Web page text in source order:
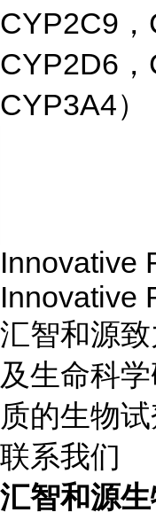
CYP2C9，
CYP2D6，
CYP3A4）
Innovative
Innovative
汇智和源
及生命科
质的生物试
联系我们
汇智和源